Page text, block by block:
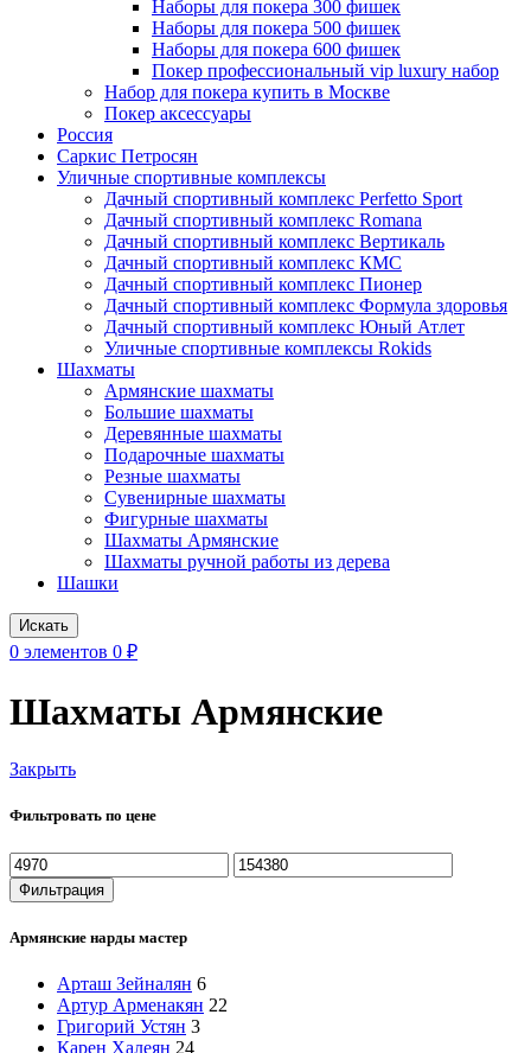
Наборы для покера 300 фишек
Наборы для покера 500 фишек
Наборы для покера 600 фишек
Покер профессиональный vip luxury набор
Набор для покера купить в Москве
Покер аксессуары
Россия
Саркис Петросян
Уличные спортивные комплексы
Дачный спортивный комплекс Perfetto Sport
Дачный спортивный комплекс Romana
Дачный спортивный комплекс Вертикаль
Дачный спортивный комплекс КМС
Дачный спортивный комплекс Пионер
Дачный спортивный комплекс Формула здоровья
Дачный спортивный комплекс Юный Атлет
Уличные спортивные комплексы Rokids
Шахматы
Армянские шахматы
Большие шахматы
Деревянные шахматы
Подарочные шахматы
Резные шахматы
Сувенирные шахматы
Фигурные шахматы
Шахматы Армянские
Шахматы ручной работы из дерева
Шашки
Искать
0 элементов 0 ₽
Шахматы Армянские
Закрыть
Фильтровать по цене
Минимальная
цена
Максимальная
цена
Фильтрация
Армянские нарды мастер
Арташ Зейналян 6
Артур Арменакян 22
Григорий Устян 3
Карен Халеян 24